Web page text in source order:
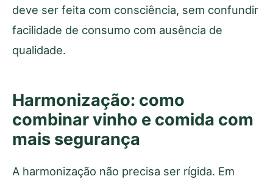
deve ser feita com consciência, sem confundir
facilidade de consumo com ausência de
qualidade.
Harmonização: como
combinar vinho e comida com
mais segurança
A harmonização não precisa ser rígida. Em